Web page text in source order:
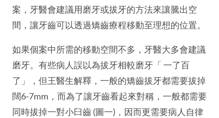
案，牙醫會建議用磨牙或拔牙的方法來讓騰出空
間，讓牙齒可以透過矯齒療程移動至理想的位置。
如果個案中所需的移動空間不多，牙醫大多會建議
磨牙。有些病人誤以為拔牙相較磨牙「 一了百
了」，但王醫生解釋，一般的矯齒拔牙都需要拔掉
闊6-7mm，而為了讓牙齒看起來對稱，一般都需要
同時拔掉一對小臼齒 (圖一)，因而更需要病人自律